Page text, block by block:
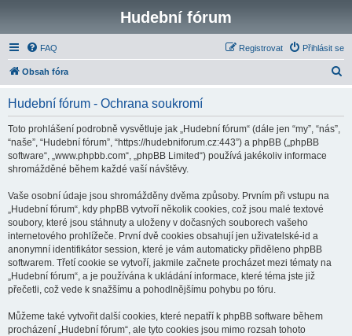
Hudební fórum
FAQ Přihlásit se
Registrovat
Obsah fóra
Hudební fórum - Ochrana soukromí
Toto prohlášení podrobně vysvětluje jak „Hudební fórum“ (dále jen “my”, “nás”,
“naše”, “Hudební fórum”, “https://hudebniforum.cz:443”) a phpBB („phpBB
software“, „www.phpbb.com“, „phpBB Limited“) používá jakékoliv informace
shromážděné během každé vaší návštěvy.
Vaše osobní údaje jsou shromážděny dvěma způsoby. Prvním při vstupu na
„Hudební fórum“, kdy phpBB vytvoří několik cookies, což jsou malé textové
soubory, které jsou stáhnuty a uloženy v dočasných souborech vašeho
internetového prohlížeče. První dvě cookies obsahují jen uživatelské-id a
anonymní identifikátor session, které je vám automaticky přiděleno phpBB
softwarem. Třetí cookie se vytvoří, jakmile začnete procházet mezi tématy na
„Hudební fórum“, a je používána k ukládání informace, které téma jste již
přečetli, což vede k snažšímu a pohodlnějšímu pohybu po fóru.
Můžeme také vytvořit další cookies, které nepatří k phpBB software během
procházení „Hudební fórum“, ale tyto cookies jsou mimo rozsah tohoto